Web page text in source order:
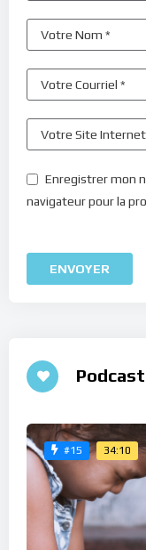
Enregistrer mon
navigateur pour la
#15 34:10